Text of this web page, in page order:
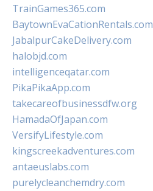
TrainGames365.com
BaytownEvaCationRentals.com
JabalpurCakeDelivery.com
halobjd.com
intelligenceqatar.com
PikaPikaApp.com
takecareofbusinessdfw.org
HamadaOfJapan.com
VersifyLifestyle.com
kingscreekadventures.com
antaeuslabs.com
purelycleanchemdry.com